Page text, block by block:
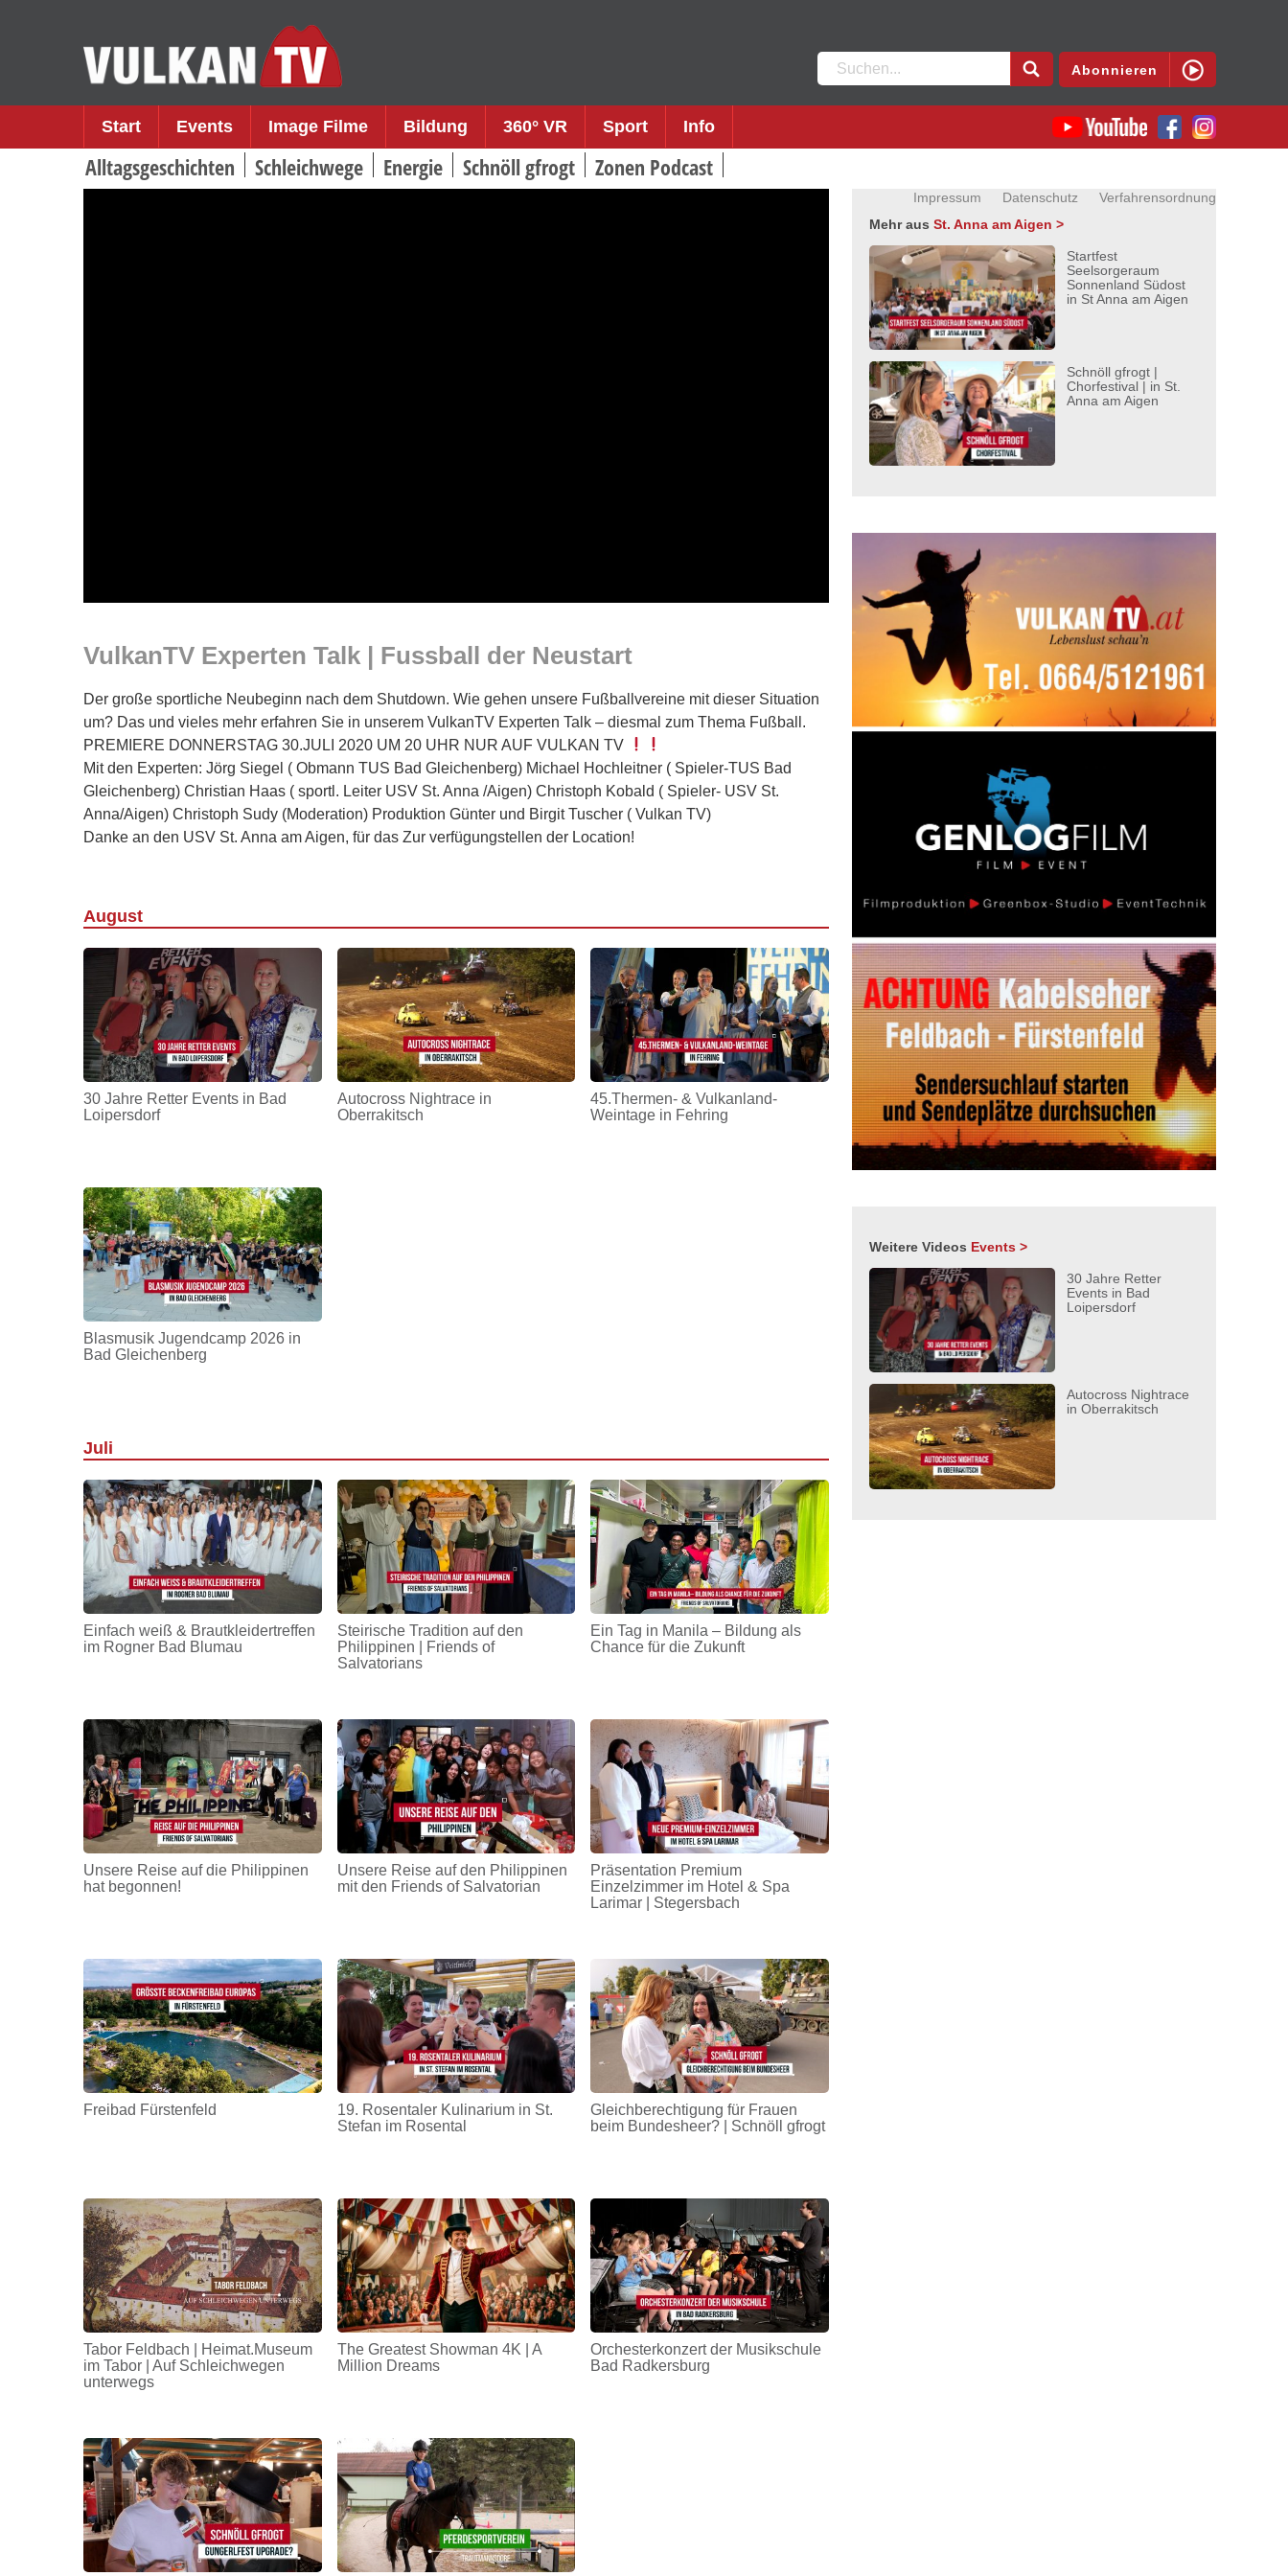
Suchen
nach:
Abonnieren
Start Events Image Filme Bildung 360° VR Sport Info
Alltagsgeschichten Schleichwege Energie Schnöll gfrogt Zonen Podcast
VulkanTV Experten Talk | Fussball der Neustart
Der große sportliche Neubeginn nach dem Shutdown. Wie gehen unsere Fußballvereine mit dieser Situation
um? Das und vieles mehr erfahren Sie in unserem VulkanTV Experten Talk – diesmal zum Thema Fußball.
PREMIERE DONNERSTAG 30.JULI 2020 UM 20 UHR NUR AUF VULKAN TV
Mit den Experten: Jörg Siegel ( Obmann TUS Bad Gleichenberg) Michael Hochleitner ( Spieler-TUS Bad
Gleichenberg) Christian Haas ( sportl. Leiter USV St. Anna /Aigen) Christoph Kobald ( Spieler- USV St.
Anna/Aigen) Christoph Sudy (Moderation) Produktion Günter und Birgit Tuscher ( Vulkan TV)
Danke an den USV St. Anna am Aigen, für das Zur ­ver­fü­gung­stel­len der Location!
August
30 Jahre Retter Events in Bad
Loipersdorf
Autocross Nightrace in
Oberrakitsch
45.Thermen- & Vulkanland-
Weintage in Fehring
Blasmusik Jugendcamp 2026 in
Bad Gleichenberg
Juli
Einfach weiß & Brautkleidertreffen
im Rogner Bad Blumau
Steirische Tradition auf den
Philippinen | Friends of
Salvatorians
Ein Tag in Manila – Bildung als
Chance für die Zukunft
Unsere Reise auf die Philippinen
hat begonnen!
Unsere Reise auf den Philippinen
mit den Friends of Salvatorian
Präsentation Premium
Einzelzimmer im Hotel & Spa
Larimar | Stegersbach
Freibad Fürstenfeld
19. Rosentaler Kulinarium in St.
Stefan im Rosental
Gleichberechtigung für Frauen
beim Bundesheer? | Schnöll gfrogt
Tabor Feldbach | Heimat.Museum
im Tabor | Auf Schleichwegen
unterwegs
The Greatest Showman 4K | A
Million Dreams
Orchesterkonzert der Musikschule
Bad Radkersburg
Impressum Datenschutz
Verfahrensordnung
Mehr aus St. Anna am Aigen >
Startfest
Seelsorgeraum
Sonnenland Südost
in St Anna am Aigen
Schnöll gfrogt |
Chorfestival | in St.
Anna am Aigen
Weitere Videos Events >
30 Jahre Retter
Events in Bad
Loipersdorf
Autocross Nightrace
in Oberrakitsch